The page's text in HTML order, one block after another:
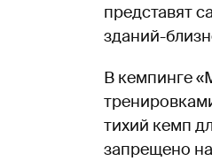
представят
зданий-
В кемпинге
тихий кемп
запрещено